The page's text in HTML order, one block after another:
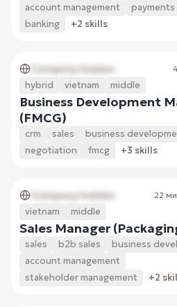
account management
payments
banking
+2 skills
Company hidden
hybrid vietnam middle
Business Development
(FMCG)
crm sales
business
negotiation
fmcg +3 skills
Company hidden 22
vietnam middle
Sales Manager
sales b2b sales
business
account management
stakeholder management
+2